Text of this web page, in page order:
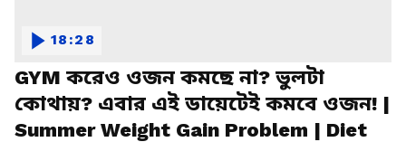
GYM করেও ওজন কমছে না? ভুলটা
কোথায়? এবার এই ডায়েটেই কমবে ওজন! |
Summer Weight Gain Problem | Diet
18:28